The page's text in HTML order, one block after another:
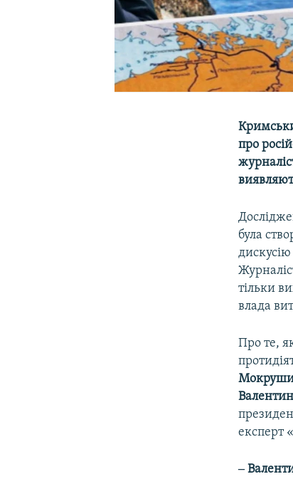
про
була
тільки
влада
Про те,
експерт
‒